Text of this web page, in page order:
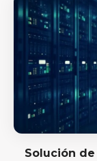
Solución de